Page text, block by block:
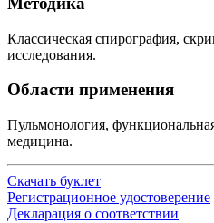
Классическая спирография,
исследования.
Области применения
Пульмонология,
медицина.
Скачать буклет
Регистрационное удостоверение
Декларация о соответствии